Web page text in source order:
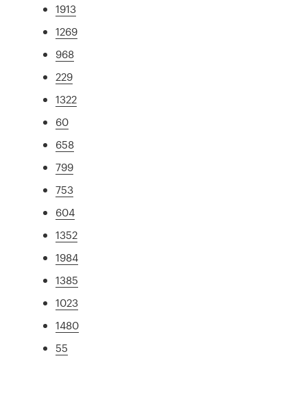
1913
1269
968
229
1322
60
658
799
753
604
1352
1984
1385
1023
1480
55